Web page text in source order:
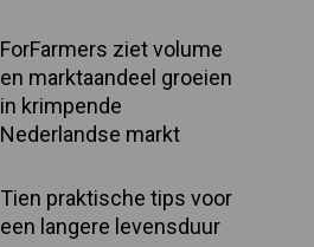
ForFarmers ziet volume
en marktaandeel groeien
in krimpende
Nederlandse markt
Tien praktische tips voor
een langere levensduur